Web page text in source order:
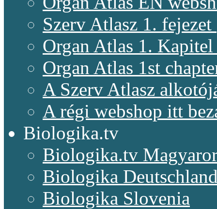
Szerv Atlasz 1.
Organ Atlas 1.
Organ Atlas 1st
A Szerv Atlasz
A régi webshop itt
Biologika.tv
Biologika.tv
Biologika
Biologika Slovenia